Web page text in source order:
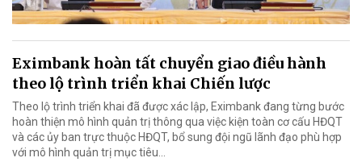
Eximbank hoàn tất chuyển giao điều hành
theo lộ trình triển khai Chiến lược
Theo lộ trình triển khai đã được xác lập, Eximbank đang từng bước
hoàn thiện mô hình quản trị thông qua việc kiện toàn cơ cấu HĐQT
và các ủy ban trực thuộc HĐQT, bổ sung đội ngũ lãnh đạo phù hợp
với mô hình quản trị mục tiêu...